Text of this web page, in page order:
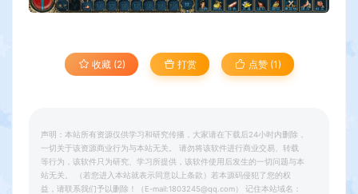
收藏 (2) 打赏 点赞 (1)
声明：本站所有资源仅供学习和研究传播，大家请在下载后24小时内删除，
一切关于该资源商业行为与本站无关。 请勿将该软件进行商业交易、转载
等行为，该软件只为研究、学习所提供，该软件使用后发生的一切问题与本
站无关。 （若您进入本站就表示同意以上条款）若本源码侵犯了您的权
益，请联系我们予以删除！（E-mail:1803245@qq.com） 记住本站域名：